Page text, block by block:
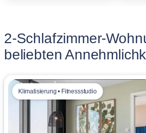
2-Schlafzimmer-
beliebten
Klimatisierung • Fitnessstudio